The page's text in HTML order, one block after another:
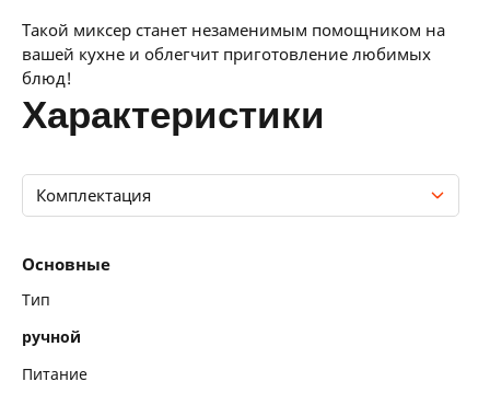
Такой миксер станет незаменимым помощником на
вашей кухне и облегчит приготовление любимых
блюд!
характеристики
Комплектация
Технические характеристики
Комплектация
Основные
Тип
ручной
Питание